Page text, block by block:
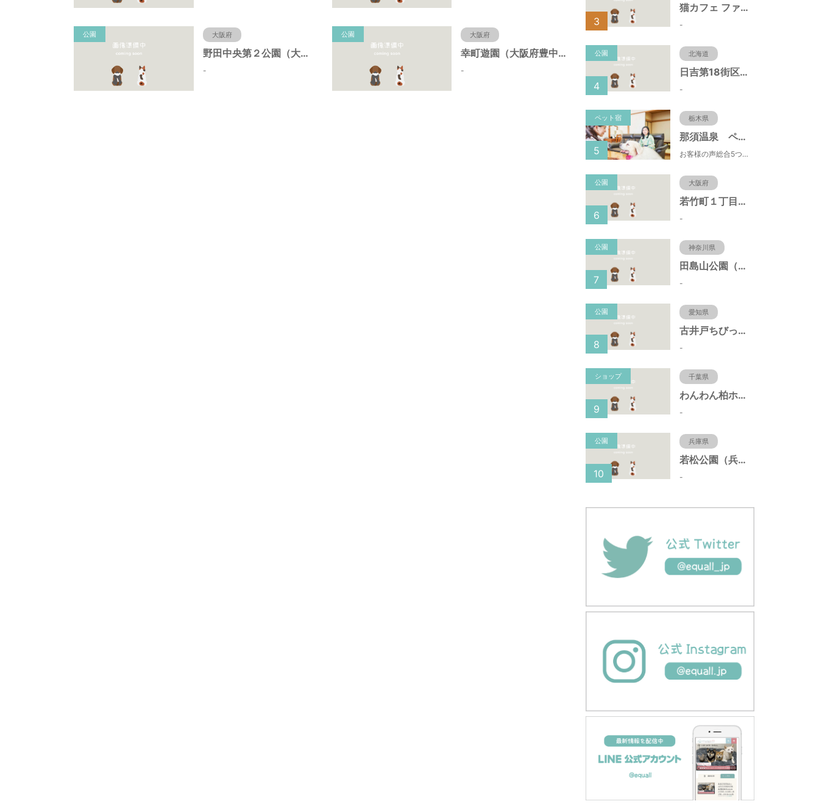
公園 大阪府
野田中央第２公園（大阪府豊中市）
-
公園 大阪府
幸町遊園（大阪府豊中市）
-
猫カフェ ファミリーズ
-
3
公園 北海道
日吉第18街区公園（北海道函館市）
-
4
ペット宿 栃木県
那須温泉 ペット＆スパホテル 那須ワン
お客様の声総合5つ星■1日限定４組貸切風呂■室内ドッグランあり♪
5
公園 大阪府
若竹町１丁目第３公園（大阪府豊中市）
-
6
公園 神奈川県
田島山公園（神奈川県藤沢市）
-
7
公園 愛知県
古井戸ちびっ子広場（愛知県大府市）
-
8
ショップ 千葉県
わんわん柏ホームビレッジ（老犬ホーム・老犬ホテル）
-
9
公園 兵庫県
若松公園（兵庫県神戸市）
-
10